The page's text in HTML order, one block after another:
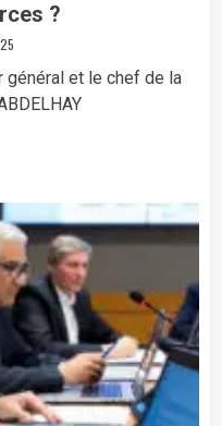
?
général et le chef de la